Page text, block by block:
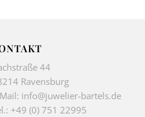
44
Ravensburg
info@juwelier-bartels.de
+49 (0) 751 22995